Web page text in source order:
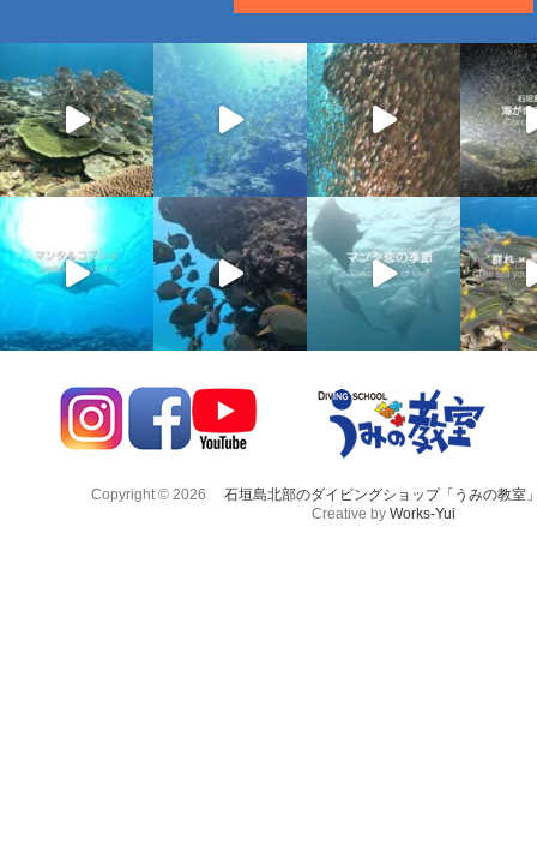
Copyright © 2026
石垣島北部のダイビングショップ「うみの教室
Creative by Works-Yui